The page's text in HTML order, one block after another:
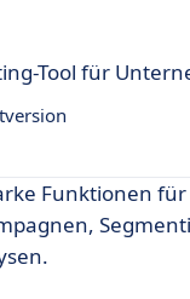
Tool für
Funktionen für